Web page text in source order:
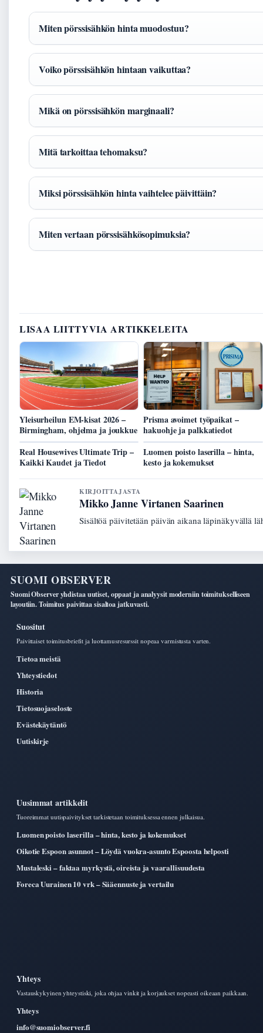
Miten pörssisähkön hinta muodostuu?
Voiko pörssisähkön hintaan vaikuttaa?
Mikä on pörssisähkön marginaali?
Mitä tarkoittaa tehomaksu?
Miksi pörssisähkön hinta vaihtelee päivittäin?
Miten vertaan pörssisähkösopimuksia?
LISAA LIITTYVIA ARTIKKELEITA
Yleisurheilun EM-kisat 2026 –
Birmingham, ohjelma ja joukkue
Prisma avoimet työpaikat –
hakuohje ja palkkatiedot
Real Housewives Ultimate Trip –
Kaikki Kaudet ja Tiedot
Luomen poisto laserilla – hinta,
kesto ja kokemukset
KIRJOITTAJASTA
Mikko Janne Virtanen Saarinen
Sisältöä päivitetään päivän aikana läpinäkyvällä
SUOMI OBSERVER
Suomi Observer yhdistaa uutiset, oppaat ja analyysit moderniin toimitukselliseen
layoutiin. Toimitus paivittaa sisaltoa jatkuvasti.
Suositut
Paivittaiset toimitusbriefit ja luottamusresurssit nopeaa varmistusta varten.
Tietoa meistä
Yhteystiedot
Historia
Tietosuojaseloste
Evästekäytäntö
Uutiskirje
Uusimmat artikkelit
Tuoreimmat uutispaivitykset tarkistetaan toimituksessa ennen julkaisua.
Luomen poisto laserilla – hinta, kesto ja kokemukset
Oikotie Espoon asunnot – Löydä vuokra-asunto Espoosta helposti
Mustaleski – faktaa myrkystä, oireista ja vaarallisuudesta
Foreca Uurainen 10 vrk – Sääennuste ja vertailu
Yhteys
Vastauskykyinen yhteystiski, joka ohjaa vinkit ja korjaukset nopeasti oikeaan paikkaan.
Yhteys
info@suomiobserver.fi